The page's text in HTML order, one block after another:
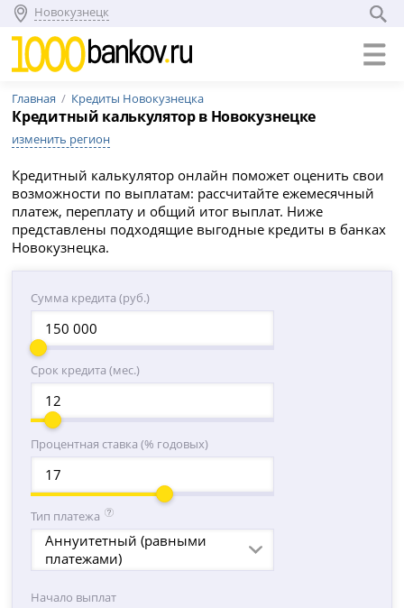
Новокузнецк
Главная Кредиты Новокузнецка
Кредитный калькулятор в Новокузнецке
изменить регион
Кредитный калькулятор онлайн поможет оценить свои
возможности по выплатам: рассчитайте ежемесячный
платеж, переплату и общий итог выплат. Ниже
представлены подходящие выгодные кредиты в банках
Новокузнецка.
Сумма кредита (руб.)
Срок кредита (мес.)
Процентная ставка (% годовых)
Тип платежа
Аннуитетный (равными
платежами)
Начало выплат